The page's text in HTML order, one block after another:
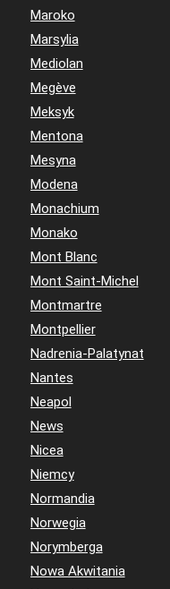
Maroko
Marsylia
Mediolan
Megève
Meksyk
Mentona
Mesyna
Modena
Monachium
Monako
Mont Blanc
Mont Saint-Michel
Montmartre
Montpellier
Nadrenia-Palatynat
Nantes
Neapol
News
Nicea
Niemcy
Normandia
Norwegia
Norymberga
Nowa Akwitania